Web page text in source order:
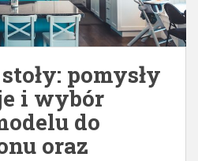
pomysły
i wybór
do
oraz